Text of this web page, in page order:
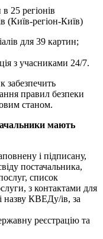
25 регіонів
(Київ-регіон-Київ)
для 39 картин;
з учасниками 24/7.
забезпечить
правил безпеки
станом.
мають
і підписану,
постачальника,
список
з контактами для
назву КВЕДу/ів, за
реєстрацію та